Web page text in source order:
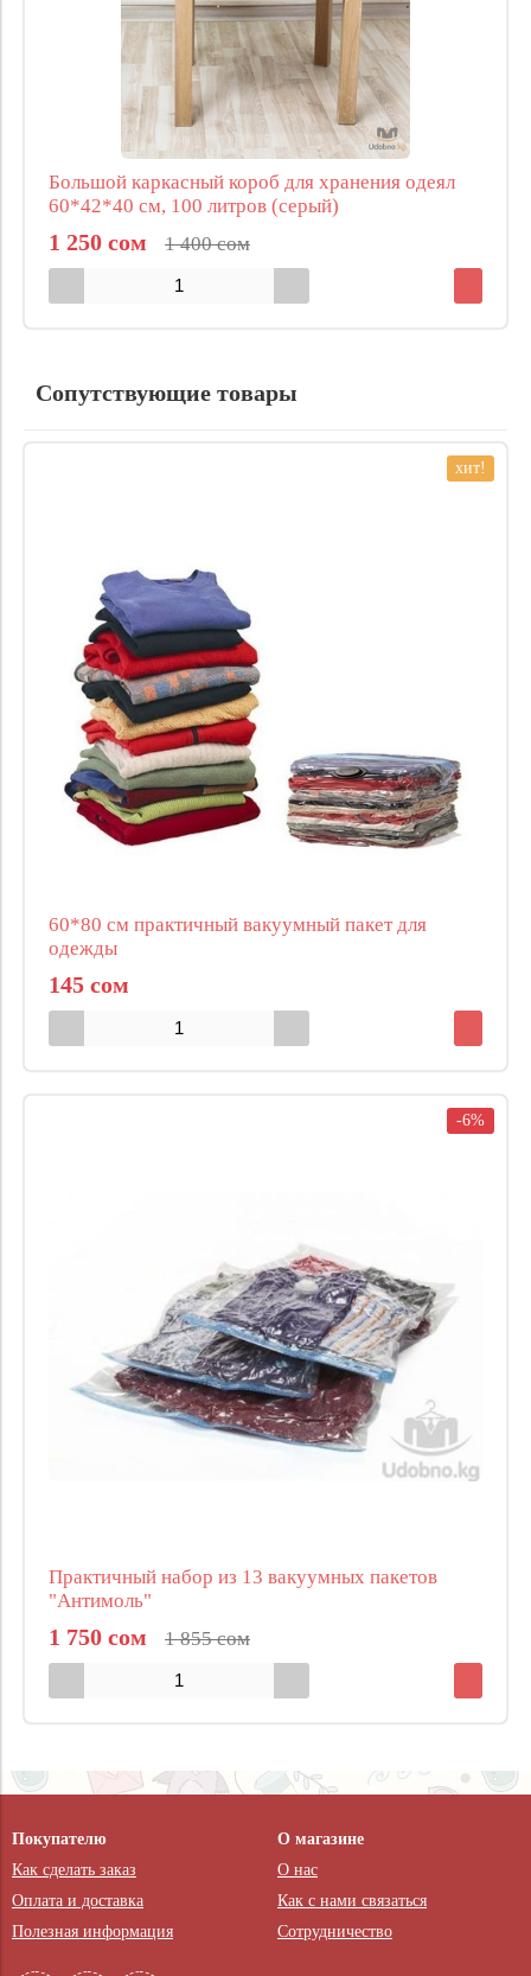
Большой каркасный короб для хранения одеял
60*42*40 см, 100 литров (серый)
1 250 сом 1 400 сом
Сопутствующие товары
хит!
60*80 см практичный вакуумный пакет для
одежды
145 сом
-6%
Практичный набор из 13 вакуумных пакетов
"Антимоль"
1 750 сом 1 855 сом
Покупателю
Как сделать заказ
Оплата и доставка
Полезная информация
О магазине
О нас
Как с нами связаться
Сотрудничество